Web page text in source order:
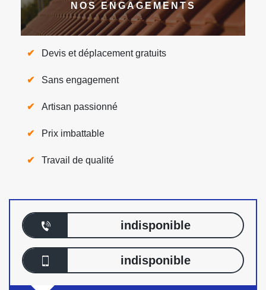
NOS ENGAGEMENTS
Devis et déplacement gratuits
Sans engagement
Artisan passionné
Prix imbattable
Travail de qualité
indisponible
indisponible